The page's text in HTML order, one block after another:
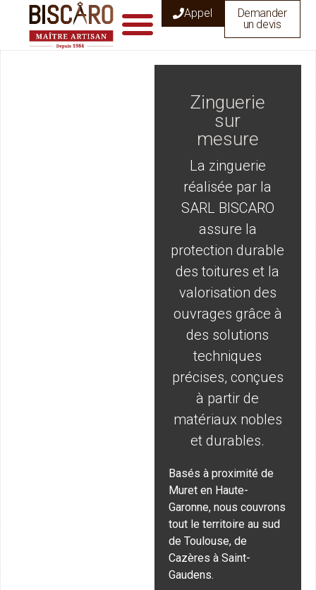
Appel
Demander
un devis
Zinguerie
sur
mesure
La zinguerie
réalisée par la
SARL BISCARO
assure la
protection durable
des toitures et la
valorisation des
ouvrages grâce à
des solutions
techniques
précises, conçues
à partir de
matériaux nobles
et durables.
Basés à proximité de
Muret en Haute-
Garonne, nous couvrons
tout le territoire au sud
de Toulouse, de
Cazères à Saint-
Gaudens.